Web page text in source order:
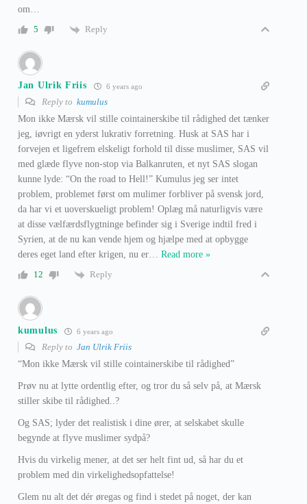
om…
5
Reply
Jan Ulrik Friis 6 years ago
Reply to kumulus
Mon ikke Mærsk vil stille cointainerskibe til rådighed det tænker
jeg, iøvrigt en yderst lukrativ forretning. Husk at SAS har i
forvejen et ligefrem elskeligt forhold til disse muslimer, SAS vil
med glæde flyve non-stop via Balkanruten, et nyt SAS slogan
kunne lyde: “On the road to Hell!” Kumulus jeg ser intet
problem, problemet først om mulimer forbliver på svensk jord,
da har vi et uoverskueligt problem! Oplæg må naturligvis være
at disse vælfærdsflygtninge befinder sig i Sverige indtil fred i
Syrien, at de nu kan vende hjem og hjælpe med at opbygge
deres eget land efter krigen, nu er
Read more »
12
Reply
kumulus 6 years ago
Reply to Jan Ulrik Friis
“Mon ikke Mærsk vil stille cointainerskibe til rådighed”
Prøv nu at lytte ordentlig efter, og tror du så selv på, at Mærsk
stiller skibe til rådighed..?
Og SAS; lyder det realistisk i dine ører, at selskabet skulle
begynde at flyve muslimer sydpå?
Hvis du virkelig mener, at det ser helt fint ud, så har du et
problem med din virkelighedsopfattelse!
Glem nu alt det dér øregas og find i stedet på noget, der kan